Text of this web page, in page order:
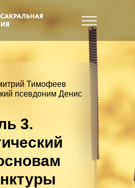
Тимофеев
псевдоним Денис
3.